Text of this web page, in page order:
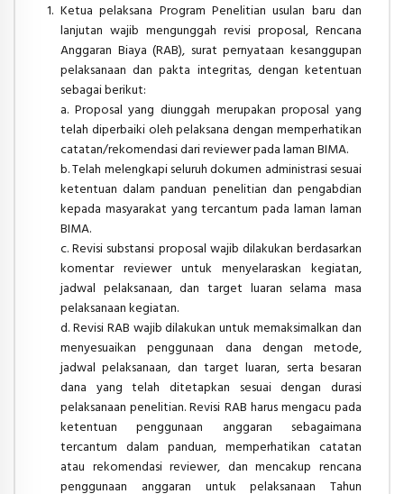
Ketua pelaksana Program Penelitian usulan baru dan
lanjutan wajib mengunggah revisi proposal, Rencana
Anggaran Biaya (RAB), surat pernyataan kesanggupan
pelaksanaan dan pakta integritas, dengan ketentuan
sebagai berikut:
a. Proposal yang diunggah merupakan proposal yang
telah diperbaiki oleh pelaksana dengan memperhatikan
catatan/rekomendasi dari reviewer pada laman BIMA.
b. Telah melengkapi seluruh dokumen administrasi sesuai
ketentuan dalam panduan penelitian dan pengabdian
kepada masyarakat yang tercantum pada laman laman
BIMA.
c. Revisi substansi proposal wajib dilakukan berdasarkan
komentar reviewer untuk menyelaraskan kegiatan,
jadwal pelaksanaan, dan target luaran selama masa
pelaksanaan kegiatan.
d. Revisi RAB wajib dilakukan untuk memaksimalkan dan
menyesuaikan penggunaan dana dengan metode,
jadwal pelaksanaan, dan target luaran, serta besaran
dana yang telah ditetapkan sesuai dengan durasi
pelaksanaan penelitian. Revisi RAB harus mengacu pada
ketentuan penggunaan anggaran sebagaimana
tercantum dalam panduan, memperhatikan catatan
atau rekomendasi reviewer, dan mencakup rencana
penggunaan anggaran untuk pelaksanaan Tahun